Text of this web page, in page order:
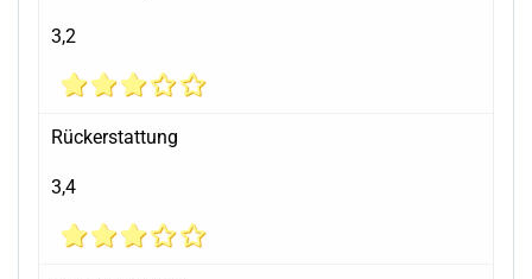
3,2
Rückerstattung
3,4